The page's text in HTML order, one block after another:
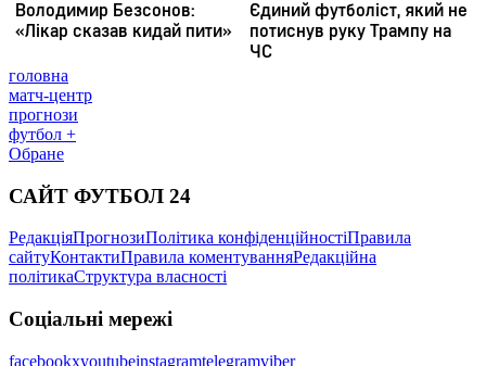
головна
матч-центр
прогнози
футбол +
Обране
САЙТ ФУТБОЛ 24
РедакціяПрогнозиПолітика конфіденційностіПравила
сайтуКонтактиПравила коментуванняРедакційна
політикаСтруктура власності
Соціальні мережі
facebookxyoutubeinstagramtelegramviber